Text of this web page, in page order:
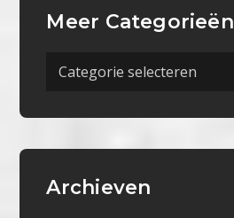
Meer Categorieën
Meer
Archieven